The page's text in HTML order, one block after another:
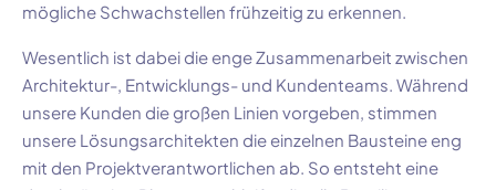
mögliche Schwachstellen frühzeitig zu erkennen.
Wesentlich ist dabei die enge Zusammenarbeit zwischen
Architektur-, Entwicklungs- und Kundenteams. Während
unsere Kunden die großen Linien vorgeben, stimmen
unsere Lösungsarchitekten die einzelnen Bausteine eng
mit den Projektverantwortlichen ab. So entsteht eine